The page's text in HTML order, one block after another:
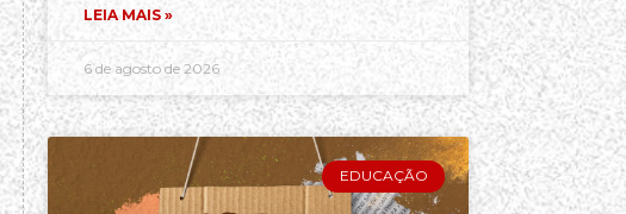
LEIA MAIS »
6 de agosto de 2026
EDUCAÇÃO